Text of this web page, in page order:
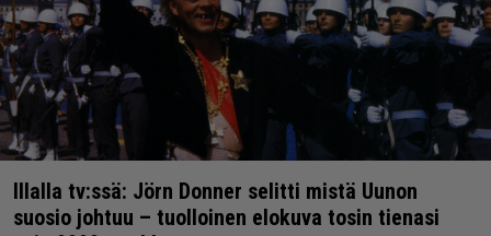
Illalla tv:ssä: Jörn Donner selitti mistä Uunon
suosio johtuu – tuolloinen elokuva tosin tienasi